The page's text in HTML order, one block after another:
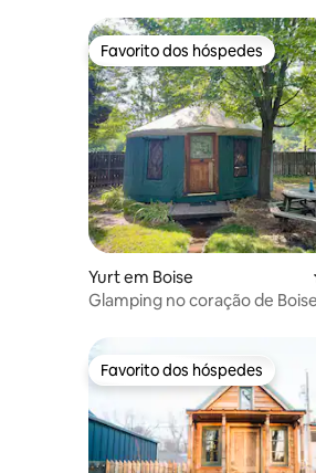
Favorito dos hóspedes
Favorito dos hóspedes
Yurt em Boise
Glamping no coração de
Favorito dos hóspedes
Favorito dos hóspedes